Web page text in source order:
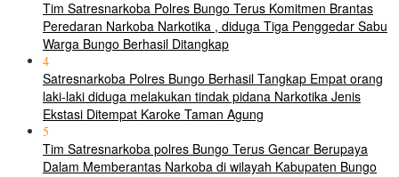
Tim Satresnarkoba Polres Bungo Terus Komitmen Brantas
Peredaran Narkoba Narkotika , diduga Tiga Penggedar Sabu
Warga Bungo Berhasil Ditangkap
4
Satresnarkoba Polres Bungo Berhasil Tangkap Empat orang
laki-laki diduga melakukan tindak pidana Narkotika Jenis
Ekstasi Ditempat Karoke Taman Agung
5
Tim Satresnarkoba polres Bungo Terus Gencar Berupaya
Dalam Memberantas Narkoba di wilayah Kabupaten Bungo